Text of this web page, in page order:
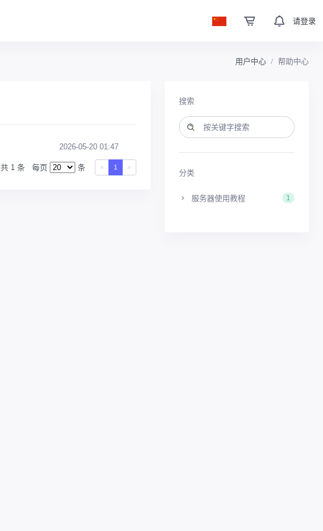
请登录
用户中心 帮助中心
2026-05-20 01:47
共 1 条 每页 条 « 1 »
搜索
分类
服务器使用教程 1